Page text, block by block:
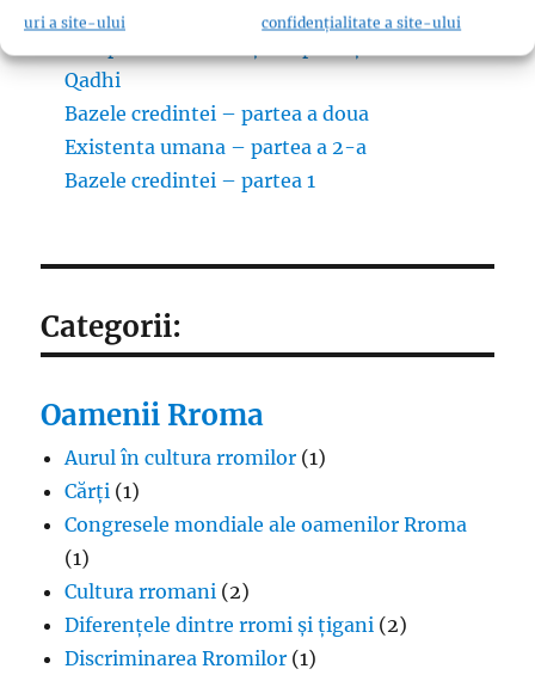
uri a site-ului
confidențialitate a site-ului
Cum împlinesc rugăciunea – video
Qadhi
Bazele credintei – partea a doua
Existenta umana – partea a 2-a
Bazele credintei – partea 1
Categorii:
Oamenii Rroma
Aurul în cultura rromilor (1)
Cărți (1)
Congresele mondiale ale oamenilor Rroma
(1)
Cultura rromani (2)
Diferențele dintre rromi și țigani (2)
Discriminarea Rromilor (1)